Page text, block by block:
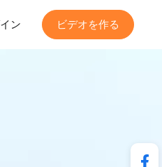
ン ビデオを作る